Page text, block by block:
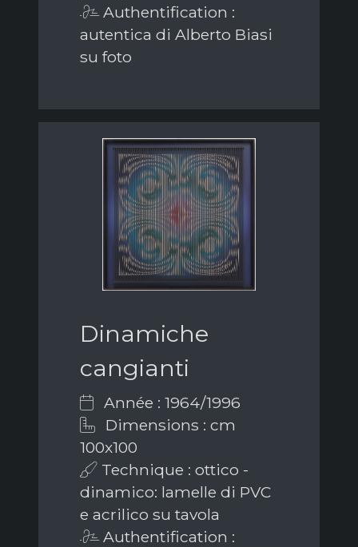
Authentification :
autentica di Alberto Biasi
su foto
Dinamiche
cangianti
Année : 1964/1996
Dimensions : cm
100x100
Technique : ottico -
dinamico: lamelle di PVC
e acrilico su tavola
Authentification :